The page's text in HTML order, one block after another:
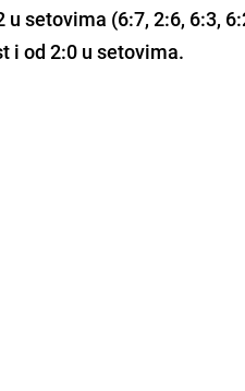
setovima (6:7, 2:6, 6:3,
i od 2:0 u setovima.